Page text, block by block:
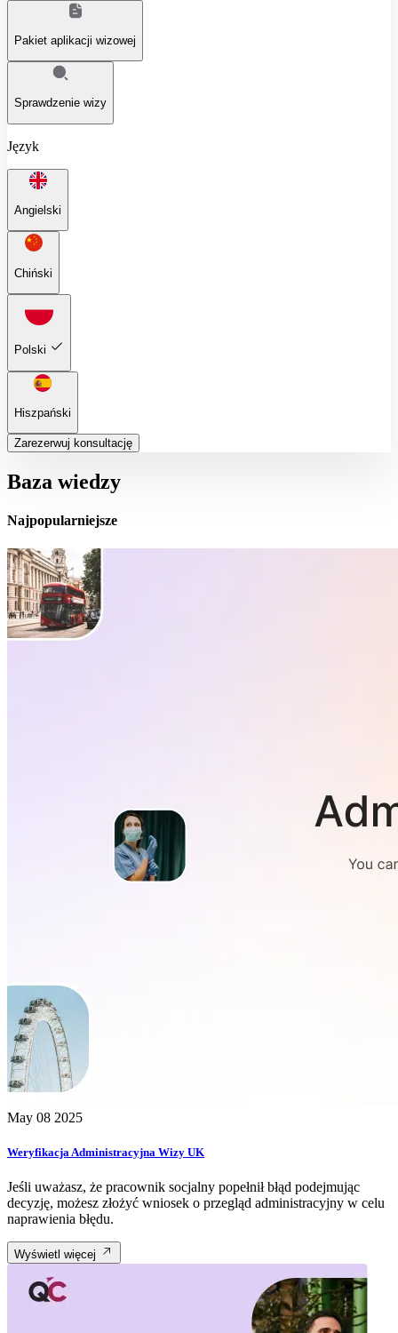
Pakiet aplikacji wizowej
Sprawdzenie wizy
Język
Angielski
Chiński
Polski
Hiszpański
Zarezerwuj konsultację
Baza wiedzy
Najpopularniejsze
May 08 2025
Weryfikacja Administracyjna Wizy UK
Jeśli uważasz, że pracownik socjalny popełnił błąd podejmując
decyzję, możesz złożyć wniosek o przegląd administracyjny w celu
naprawienia błędu.
Wyświetl więcej